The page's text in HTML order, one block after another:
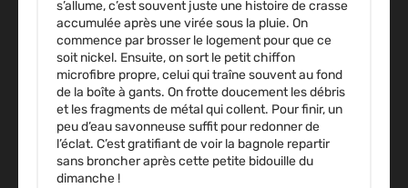
s’allume, c’est souvent juste une histoire de crasse
accumulée après une virée sous la pluie. On
commence par brosser le logement pour que ce
soit nickel. Ensuite, on sort le petit chiffon
microfibre propre, celui qui traîne souvent au fond
de la boîte à gants. On frotte doucement les débris
et les fragments de métal qui collent. Pour finir, un
peu d’eau savonneuse suffit pour redonner de
l’éclat. C’est gratifiant de voir la bagnole repartir
sans broncher après cette petite bidouille du
dimanche !